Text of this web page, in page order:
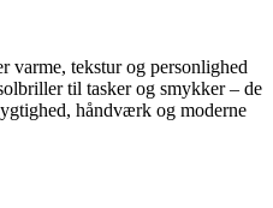
tekstur og personlighed
til tasker og smykker – de
håndværk og moderne